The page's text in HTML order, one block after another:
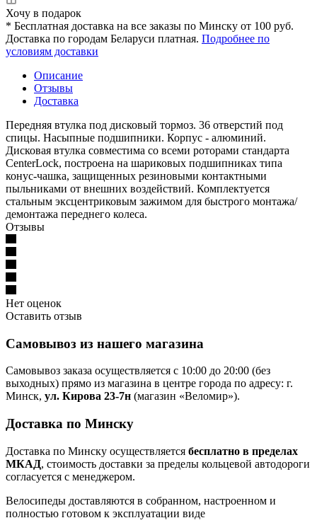
Хочу в подарок
* Бесплатная доставка на все заказы по Минску от 100 руб.
Доставка по городам Беларуси платная. Подробнее по
условиям доставки
Описание
Отзывы
Доставка
Передняя втулка под дисковый тормоз. 36 отверстий под
спицы. Насыпные подшипники. Корпус - алюминий.
Дисковая втулка совместима со всеми роторами стандарта
CenterLock, построена на шариковых подшипниках типа
конус-чашка, защищенных резиновыми контактными
пыльниками от внешних воздействий. Комплектуется
стальным эксцентриковым зажимом для быстрого монтажа/
демонтажа переднего колеса.
Отзывы
Нет оценок
Оставить отзыв
Самовывоз из нашего магазина
Самовывоз заказа осуществляется с 10:00 до 20:00 (без
выходных) прямо из магазина в центре города по адресу: г.
Минск, ул. Кирова 23-7н (магазин «Веломир»).
Доставка по Минску
Доставка по Минску осуществляется бесплатно в пределах
МКАД, стоимость доставки за пределы кольцевой автодороги
согласуется с менеджером.
Велосипеды доставляются в собранном, настроенном и
полностью готовом к эксплуатации виде